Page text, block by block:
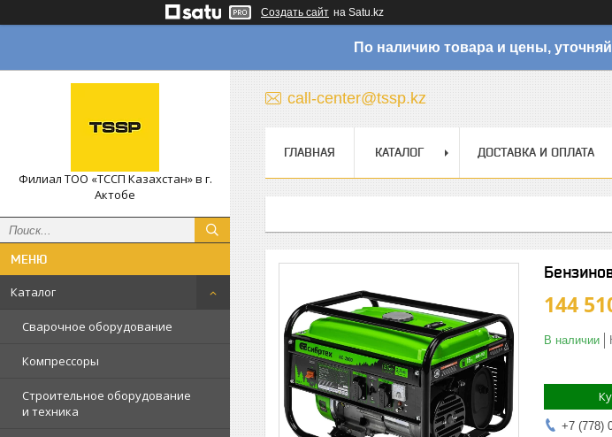
Создать сайт на Satu.kz
По наличию товара и цены,
Филиал ТОО «ТССП Казахстан» в г.
Актобе
Каталог
Сварочное оборудование
Компрессоры
Строительное оборудование
и техника
call-center@tssp.kz
ГЛАВНАЯ КАТАЛОГ ДОСТАВКА И ОПЛАТА
144
В наличии
+7 (778)